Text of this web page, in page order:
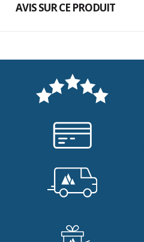
AVIS SUR CE PRODUIT